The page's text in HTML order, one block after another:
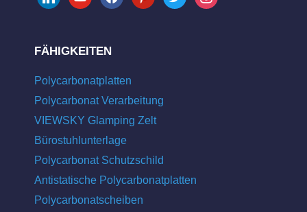
FÄHIGKEITEN
Polycarbonatplatten
Polycarbonat Verarbeitung
VIEWSKY Glamping Zelt
Bürostuhlunterlage
Polycarbonat Schutzschild
Antistatische Polycarbonatplatten
Polycarbonatscheiben